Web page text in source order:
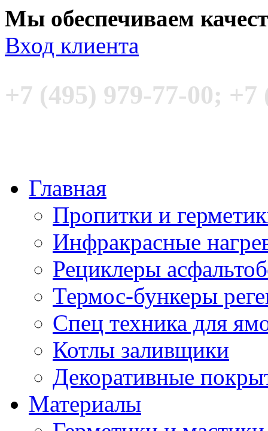
Мы обеспечиваем
Вход клиента
+7 (495) 979-77-00; +7
Главная
Пропитки и
Инфракрасные
Рециклеры
Термос-бункеры
Спец техника для
Котлы заливщики
Декоративные
Материалы